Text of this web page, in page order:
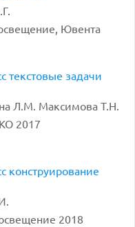
Ювента
текстовые задачи
Л.М. Максимова Т.Н.
2017
конструирование
2018